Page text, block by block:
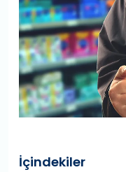
İçindekiler